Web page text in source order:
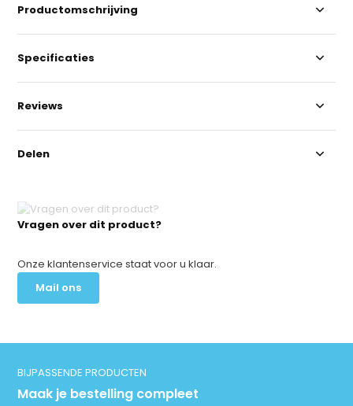
Vragen over dit product?
Onze klantenservice staat voor u klaar.
Mail ons
Productomschrijving
Specificaties
Reviews
Delen
BIJPASSENDE PRODUCTEN
Maak je bestelling compleet